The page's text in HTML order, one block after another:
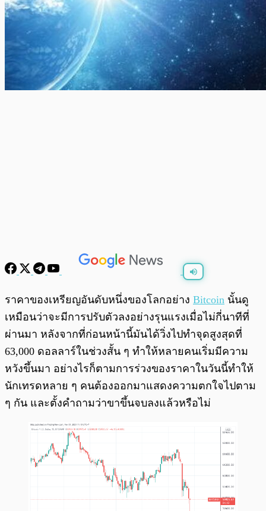
พร้อมเล่น 0:00
ราคาของเหรียญอันดับหนึ่งของโลกอย่าง Bitcoin นั้นดู
เหมือนว่าจะมีการปรับตัวลงอย่างรุนแรงเมื่อไม่กี่นาทีที่
ผ่านมา หลังจากที่ก่อนหน้านี้มันได้วิ่งไปทำจุดสูงสุดที่
63,000 ดอลลาร์ในช่วงสั้น ๆ ทำให้หลายคนเริ่มมีความ
หวังขึ้นมา อย่างไรก็ตามการร่วงของราคาในวันนี้ทำให้
นักเทรดหลาย ๆ คนต้องออกมาแสดงความตกใจไปตาม
ๆ กัน และตั้งคำถามว่าขาขึ้นจบลงแล้วหรือไม่